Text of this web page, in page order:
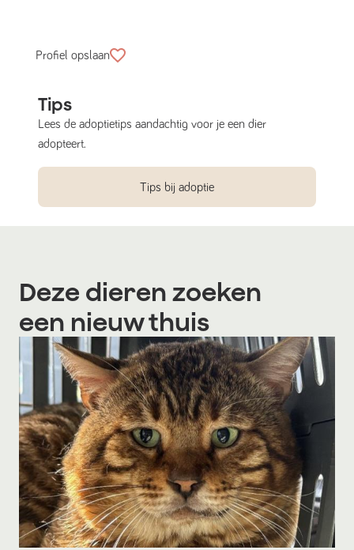
Profiel opslaan
Tips
Lees de adoptietips aandachtig voor je een dier
adopteert.
Tips bij adoptie
Deze dieren zoeken
een nieuw thuis